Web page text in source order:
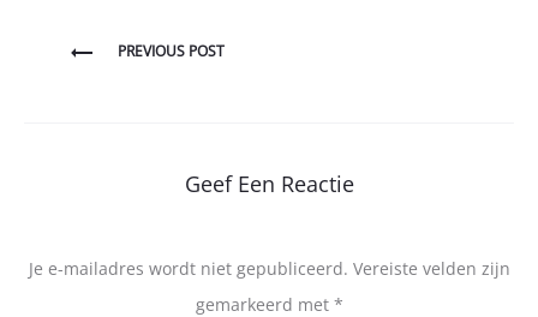
BerichtPREVIOUS POST
Geef Een Reactie
Je e-mailadres wordt niet gepubliceerd. Vereiste velden zijn
gemarkeerd met *